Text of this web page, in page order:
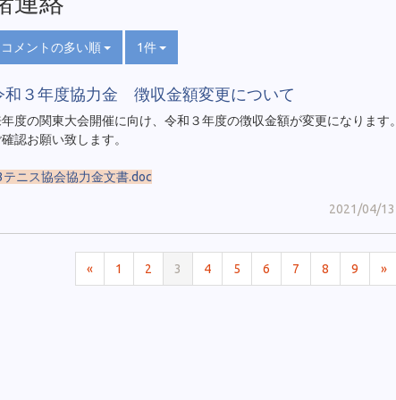
コメントの多い順 1件
和３年度協力金 徴収金額変更について
度の関東大会開催に向け、令和３年度の徴収金額が変更になります。
確認お願い致します。
テニス協会協力金文書.doc
2021/04/13
« 1 2 3 4 5 6 7 8 9 »